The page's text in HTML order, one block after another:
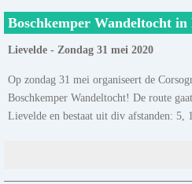
Boschkemper Wandeltocht in
Lievelde - Zondag 31 mei 2020
Op zondag 31 mei organiseert de
Boschkemper Wandeltocht! De route
Lievelde en bestaat uit div afstanden: 5,